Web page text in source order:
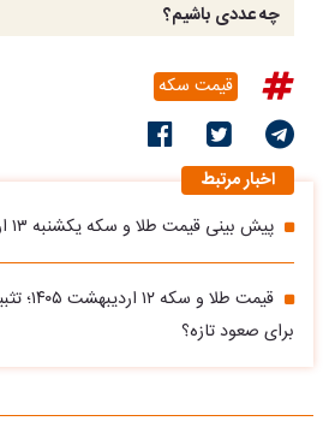
چه عددی باشیم؟
قیمت سکه
اخبار مرتبط
پیش بینی قیمت طلا و سکه یکشنبه ۱۳ اردیبهشت ۱۴۰۵!
قیمت
برای صعود تازه؟